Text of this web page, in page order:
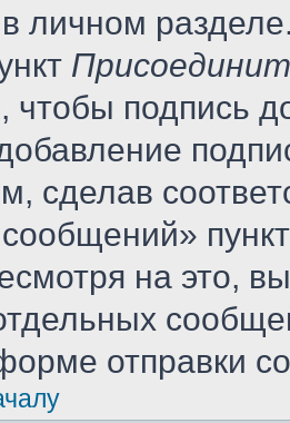
личном
чтобы подпись
сделав
на это,
отправки